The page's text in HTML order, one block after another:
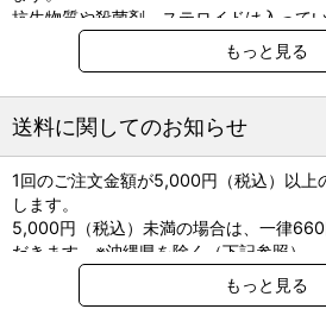
抗生物質や殺菌剤、ステロイドは入って
するものとして安心してご利用頂けます。
３種類の天然酵素配合（ラクトぺるオキ
●犬や猫の歯みがき剤として
●歯ブラシを嫌がる犬猫に
●口臭を爽やかに
●歯ブラシに慣れさせるきっかけづくりに
●処置後の維持に
【使用方法】
もっと見る
送料に関してのお知らせ
1回のご注文金額が5,000円（税込）以上
します。
5,000円（税込）未満の場合は、一律
だきます。※沖縄県を除く（下記参照）
※2017年11月14日（火）より沖縄県への
回のご注文金額（税込）が、30,000円以
もっと見る